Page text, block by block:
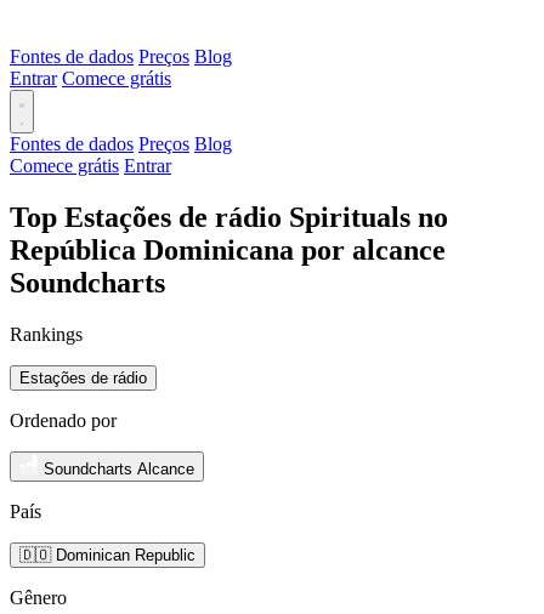
Fontes de dados Preços Blog
Entrar Comece grátis
Fontes de dados Preços Blog
Comece grátis Entrar
Top Estações de rádio Spirituals no
República Dominicana por alcance
Soundcharts
Rankings
Estações de rádio
Ordenado por
Soundcharts Alcance
País
🇩🇴 Dominican Republic
Gênero